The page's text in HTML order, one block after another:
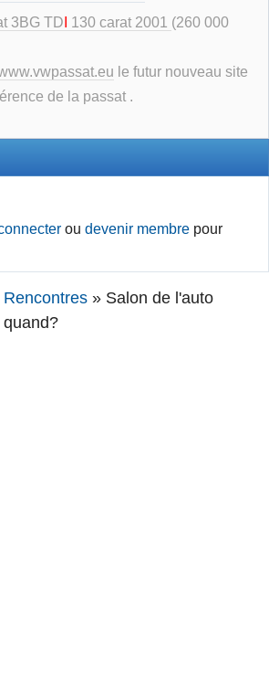
3BG TD 130 carat 2001 (260 000
le futur nouveau site
de la passat .
oudevenir membre pour
Rencontres » Salon de l'auto